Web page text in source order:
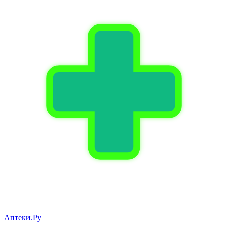
Аптеки.Ру